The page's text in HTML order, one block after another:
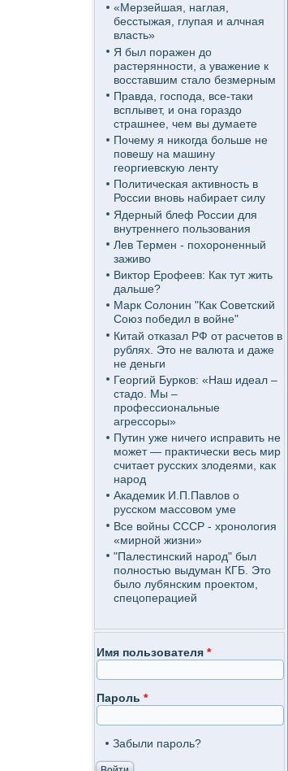
«Мерзейшая, наглая,
бесстыжая, глупая и алчная
власть»
Я был поражен до
растерянности, а уважение к
восставшим стало безмерным
Правда, господа, все-таки
всплывет, и она гораздо
страшнее, чем вы думаете
Почему я никогда больше не
повешу на машину
георгиевскую ленту
Политическая активность в
России вновь набирает силу
Ядерный блеф России для
внутреннего пользования
Лев Термен - похороненный
заживо
Виктор Ерофеев: Как тут жить
дальше?
Марк Солонин "Как Советский
Союз победил в войне"
Китай отказал РФ от расчетов в
рублях. Это не валюта и даже
не деньги
Георгий Бурков: «Наш идеал –
стадо. Мы –
профессиональные
агрессоры»
Путин уже ничего исправить не
может — практически весь мир
считает русских злодеями, как
народ
Академик И.П.Павлов о
русском массовом уме
Все войны СССР - хронология
«мирной жизни»
"Палестинский народ" был
полностью выдуман КГБ. Это
было лубянским проектом,
спецоперацией
Имя пользователя *
Пароль *
Забыли пароль?